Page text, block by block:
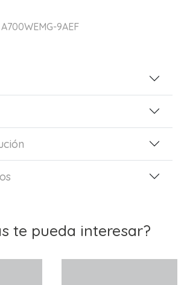
9AEF
te pueda interesar?